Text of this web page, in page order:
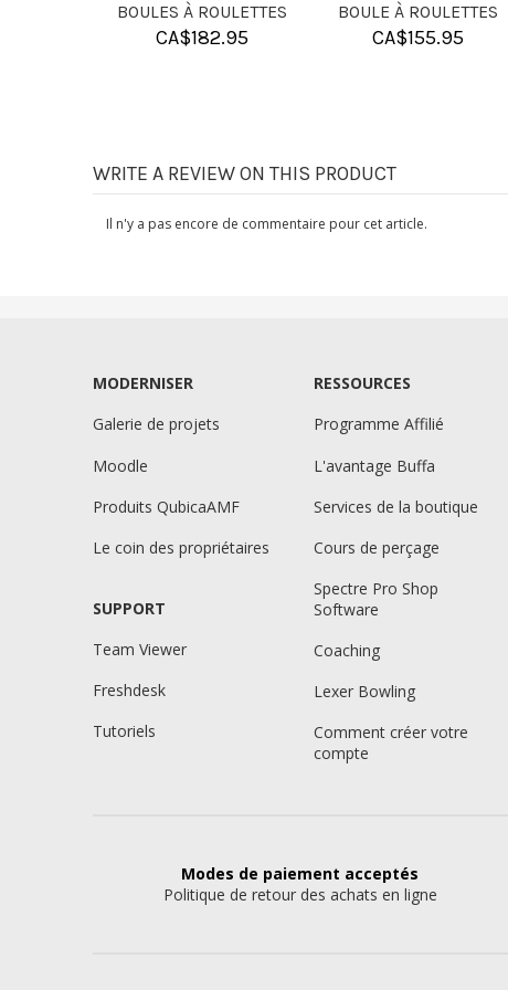
CONDITIONER
CA$7.95
CA$ 9.95
WRITE A REVIEW ON THIS PRODUCT
Il n'y a pas encore de commentaire pour cet article.
MODERNISER
Galerie de projets
Moodle
Produits QubicaAMF
Le coin des propriétaires
SUPPORT
Team Viewer
Freshdesk
Tutoriels
RESSOURCES
Programme Affilié
L'avantage Buffa
Services de la boutique
Cours de perçage
Spectre Pro Shop
Software
Coaching
Lexer Bowling
Comment créer votre
compte
Modes de paiement acceptés
Politique de retour des achats en ligne